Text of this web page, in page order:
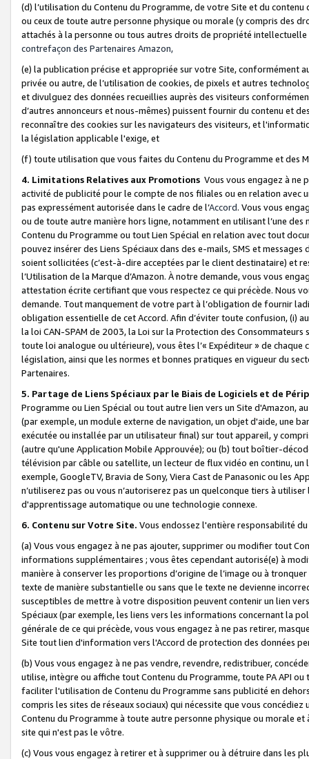
(d) l’utilisation du Contenu du Programme, de votre Site et du
ou ceux de toute autre personne physique ou morale (y compris des
attachés à la personne ou tous autres droits de propriété
contrefaçon des Partenaires Amazon,
(e) la publication précise et appropriée sur votre Site, conformément
privée ou autre, de l’utilisation de cookies, de pixels et autres
et divulguez des données recueillies auprès des visiteurs
d’autres annonceurs et nous-mêmes) puissent fournir du contenu et
reconnaître des cookies sur les navigateurs des visiteurs, et
la législation applicable l'exige, et
(f) toute utilisation que vous faites du Contenu du Programme et des
4. Limitations Relatives aux Promotions Vous vous engagez à ne
activité de publicité pour le compte de nos filiales ou en relation avec
pas expressément autorisée dans le cadre de l’Accord. Vous vous
ou de toute autre manière hors ligne, notamment en utilisant l’une
Contenu du Programme ou tout Lien Spécial en relation avec tout
pouvez insérer des Liens Spéciaux dans des e-mails, SMS et
soient sollicitées (c’est-à-dire acceptées par le client destinataire) et
l’Utilisation de la Marque d’Amazon. À notre demande, vous vous
attestation écrite certifiant que vous respectez ce qui précède. Nous
demande. Tout manquement de votre part à l’obligation de fournir
obligation essentielle de cet Accord. Afin d’éviter toute confusion, (i)
la loi CAN-SPAM de 2003, la Loi sur la Protection des
toute loi analogue ou ultérieure), vous êtes l’« Expéditeur » de
législation, ainsi que les normes et bonnes pratiques en vigueur du
Partenaires.
5. Partage de Liens Spéciaux par le Biais de Logiciels et de
Programme ou Lien Spécial ou tout autre lien vers un Site d'Amazon,
(par exemple, un module externe de navigation, un objet d'aide, une
exécutée ou installée par un utilisateur final) sur tout appareil, y
(autre qu'une Application Mobile Approuvée); ou (b) tout boîtier-
télévision par câble ou satellite, un lecteur de flux vidéo en continu,
exemple, GoogleTV, Bravia de Sony, Viera Cast de Panasonic ou les
n’utiliserez pas ou vous n’autoriserez pas un quelconque tiers à
d'apprentissage automatique ou une technologie connexe.
6. Contenu sur Votre Site. Vous endossez l'entière responsabilité
(a) Vous vous engagez à ne pas ajouter, supprimer ou modifier tout
informations supplémentaires ; vous êtes cependant autorisé(e) à
manière à conserver les proportions d’origine de l’image ou à
texte de manière substantielle ou sans que le texte ne devienne
susceptibles de mettre à votre disposition peuvent contenir un lien
Spéciaux (par exemple, les liens vers les informations concernant la
générale de ce qui précède, vous vous engagez à ne pas retirer,
Site tout lien d'information vers l'Accord de protection des données
(b) Vous vous engagez à ne pas vendre, revendre, redistribuer,
utilise, intègre ou affiche tout Contenu du Programme, toute PA API
faciliter l'utilisation de Contenu du Programme sans publicité en
compris les sites de réseaux sociaux) qui nécessite que vous
Contenu du Programme à toute autre personne physique ou morale
site qui n'est pas le vôtre.
(c) Vous vous engagez à retirer et à supprimer ou à détruire dans les